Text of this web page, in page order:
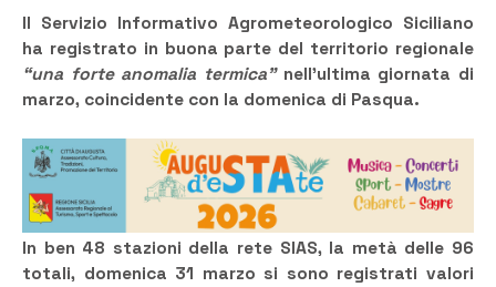
Il Servizio Informativo Agrometeorologico Siciliano
ha registrato in buona parte del territorio regionale
“una forte anomalia termica”nell’ultima giornata di
marzo, coincidente con la domenica di Pasqua.
In ben 48 stazioni della rete SIAS, la metà delle 96
totali, domenica 31 marzo si sono registrati valori